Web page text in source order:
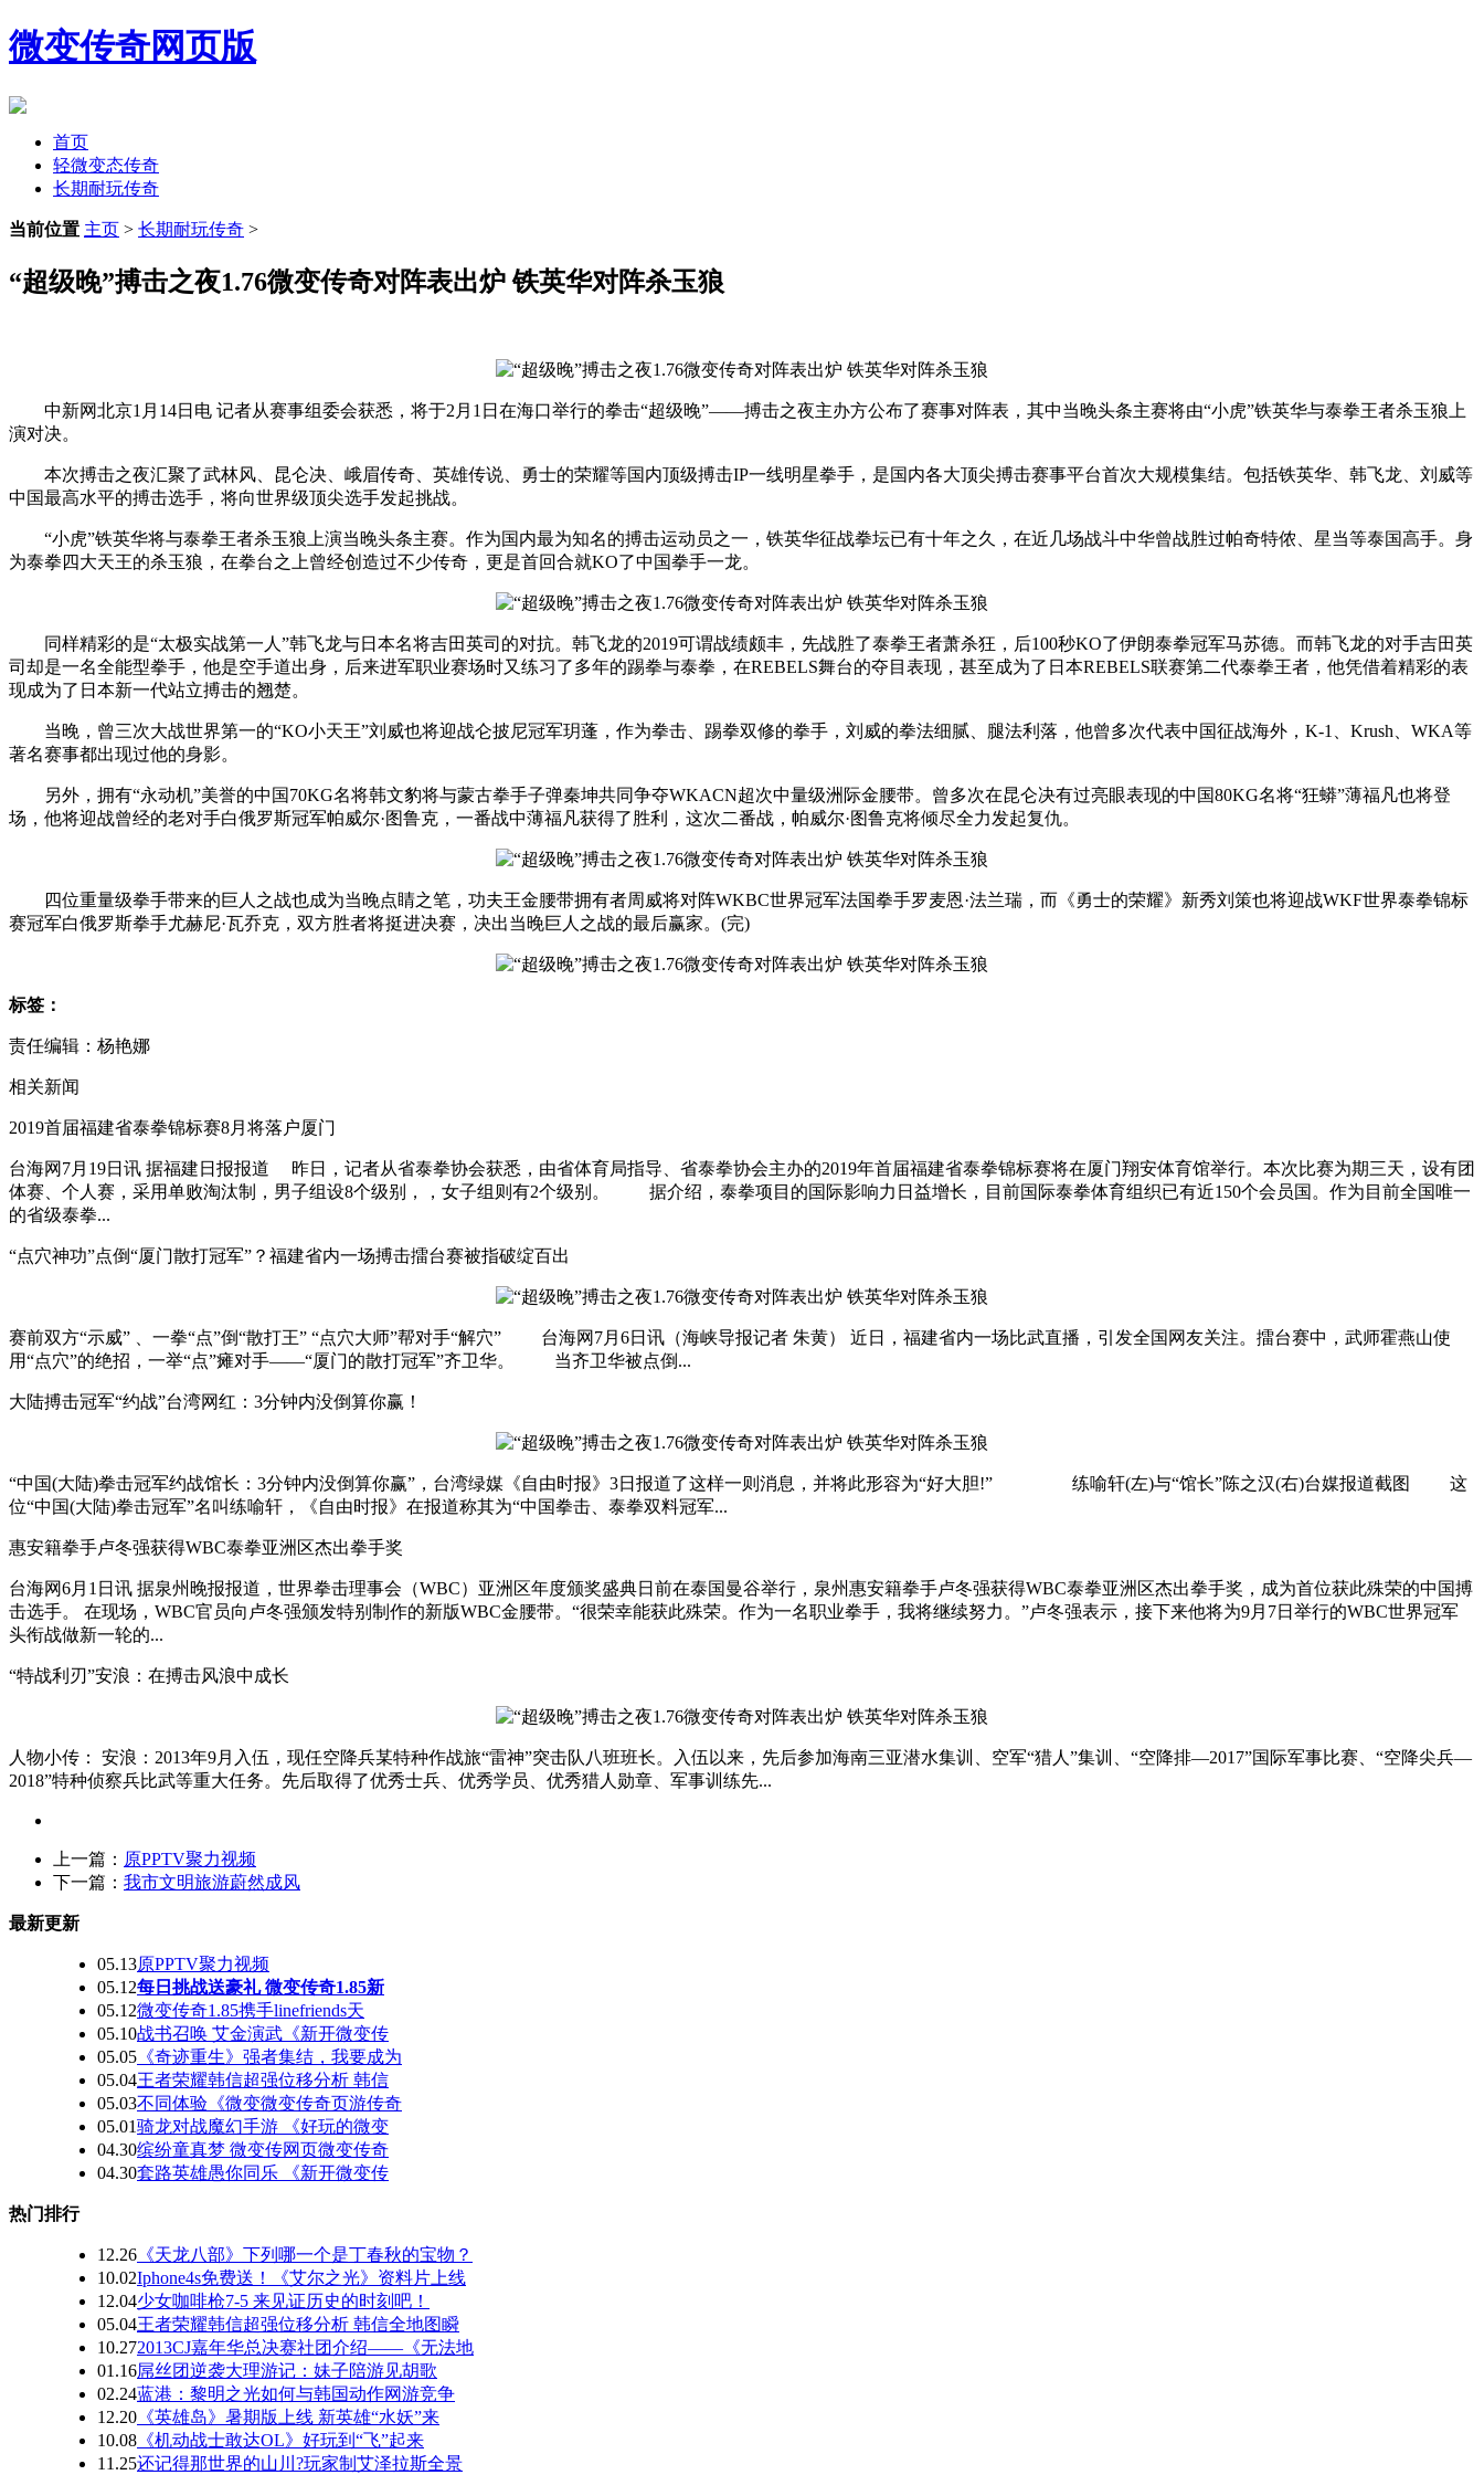
微变传奇网页版
首页
轻微变态传奇
长期耐玩传奇
当前位置 主页 > 长期耐玩传奇 >
“超级晚”搏击之夜1.76微变传奇对阵表出炉 铁英华对阵杀玉狼
中新网北京1月14日电 记者从赛事组委会获悉，将于2月1日在海口举行的拳击“超级晚”——搏击之夜主办方公布了赛事对阵表，其中当晚头条主赛将由“小虎”铁英华与泰拳王者杀玉狼上
演对决。
本次搏击之夜汇聚了武林风、昆仑决、峨眉传奇、英雄传说、勇士的荣耀等国内顶级搏击IP一线明星拳手，是国内各大顶尖搏击赛事平台首次大规模集结。包括铁英华、韩飞龙、刘威等
中国最高水平的搏击选手，将向世界级顶尖选手发起挑战。
“小虎”铁英华将与泰拳王者杀玉狼上演当晚头条主赛。作为国内最为知名的搏击运动员之一，铁英华征战拳坛已有十年之久，在近几场战斗中华曾战胜过帕奇特侬、星当等泰国高手。身
为泰拳四大天王的杀玉狼，在拳台之上曾经创造过不少传奇，更是首回合就KO了中国拳手一龙。
同样精彩的是“太极实战第一人”韩飞龙与日本名将吉田英司的对抗。韩飞龙的2019可谓战绩颇丰，先战胜了泰拳王者萧杀狂，后100秒KO了伊朗泰拳冠军马苏德。而韩飞龙的对手吉田英
司却是一名全能型拳手，他是空手道出身，后来进军职业赛场时又练习了多年的踢拳与泰拳，在REBELS舞台的夺目表现，甚至成为了日本REBELS联赛第二代泰拳王者，他凭借着精彩的表
现成为了日本新一代站立搏击的翘楚。
当晚，曾三次大战世界第一的“KO小天王”刘威也将迎战仑披尼冠军玥蓬，作为拳击、踢拳双修的拳手，刘威的拳法细腻、腿法利落，他曾多次代表中国征战海外，K-1、Krush、WKA等
著名赛事都出现过他的身影。
另外，拥有“永动机”美誉的中国70KG名将韩文豹将与蒙古拳手子弹秦坤共同争夺WKACN超次中量级洲际金腰带。曾多次在昆仑决有过亮眼表现的中国80KG名将“狂蟒”薄福凡也将登
场，他将迎战曾经的老对手白俄罗斯冠军帕威尔·图鲁克，一番战中薄福凡获得了胜利，这次二番战，帕威尔·图鲁克将倾尽全力发起复仇。
四位重量级拳手带来的巨人之战也成为当晚点睛之笔，功夫王金腰带拥有者周威将对阵WKBC世界冠军法国拳手罗麦恩·法兰瑞，而《勇士的荣耀》新秀刘策也将迎战WKF世界泰拳锦标
赛冠军白俄罗斯拳手尤赫尼·瓦乔克，双方胜者将挺进决赛，决出当晚巨人之战的最后赢家。(完)
标签：
责任编辑： 杨艳娜
相关新闻
2019首届福建省泰拳锦标赛8月将落户厦门
台海网7月19日讯 据福建日报报道 昨日，记者从省泰拳协会获悉，由省体育局指导、省泰拳协会主办的2019年首届福建省泰拳锦标赛将在厦门翔安体育馆举行。本次比赛为期三天，设有团
体赛、个人赛，采用单败淘汰制，男子组设8个级别，，女子组则有2个级别。 据介绍，泰拳项目的国际影响力日益增长，目前国际泰拳体育组织已有近150个会员国。作为目前全国唯一
的省级泰拳...
“点穴神功”点倒“厦门散打冠军”？福建省内一场搏击擂台赛被指破绽百出
赛前双方“示威” 、一拳“点”倒“散打王” “点穴大师”帮对手“解穴” 台海网7月6日讯（海峡导报记者 朱黄） 近日，福建省内一场比武直播，引发全国网友关注。擂台赛中，武师霍燕山使
用“点穴”的绝招，一举“点”瘫对手——“厦门的散打冠军”齐卫华。 当齐卫华被点倒...
大陆搏击冠军“约战”台湾网红：3分钟内没倒算你赢！
“中国(大陆)拳击冠军约战馆长：3分钟内没倒算你赢”，台湾绿媒《自由时报》3日报道了这样一则消息，并将此形容为“好大胆!” 练喻轩(左)与“馆长”陈之汉(右)台媒报道截图 这
位“中国(大陆)拳击冠军”名叫练喻轩，《自由时报》在报道称其为“中国拳击、泰拳双料冠军...
惠安籍拳手卢冬强获得WBC泰拳亚洲区杰出拳手奖
台海网6月1日讯 据泉州晚报报道，世界拳击理事会（WBC）亚洲区年度颁奖盛典日前在泰国曼谷举行，泉州惠安籍拳手卢冬强获得WBC泰拳亚洲区杰出拳手奖，成为首位获此殊荣的中国搏
击选手。 在现场，WBC官员向卢冬强颁发特别制作的新版WBC金腰带。“很荣幸能获此殊荣。作为一名职业拳手，我将继续努力。”卢冬强表示，接下来他将为9月7日举行的WBC世界冠军
头衔战做新一轮的...
“特战利刃”安浪：在搏击风浪中成长
人物小传： 安浪：2013年9月入伍，现任空降兵某特种作战旅“雷神”突击队八班班长。入伍以来，先后参加海南三亚潜水集训、空军“猎人”集训、“空降排—2017”国际军事比赛、“空降尖兵—
2018”特种侦察兵比武等重大任务。先后取得了优秀士兵、优秀学员、优秀猎人勋章、军事训练先...
上一篇： 原PPTV聚力视频
下一篇： 我市文明旅游蔚然成风
最新更新
05.13原PPTV聚力视频
05.12每日挑战送豪礼 微变传奇1.85新
05.12微变传奇1.85携手linefriends天
05.10战书召唤 艾金演武《新开微变传
05.05 《奇迹重生》强者集结，我要成为
05.04王者荣耀韩信超强位移分析 韩信
05.03不同体验《微变微变传奇页游传奇
05.01骑龙对战魔幻手游 《好玩的微变
04.30缤纷童真梦 微变传网页微变传奇
04.30套路英雄愚你同乐 《新开微变传
热门排行
12.26 《天龙八部》下列哪一个是丁春秋的宝物？
10.02Iphone4s免费送！《艾尔之光》资料片上线
12.04少女咖啡枪7-5 来见证历史的时刻吧！
05.04王者荣耀韩信超强位移分析 韩信全地图瞬
10.272013CJ嘉年华总决赛社团介绍——《无法地
01.16屌丝团逆袭大理游记：妹子陪游见胡歌
02.24蓝港：黎明之光如何与韩国动作网游竞争
12.20 《英雄岛》暑期版上线 新英雄“水妖”来
10.08 《机动战士敢达OL》好玩到“飞”起来
11.25还记得那世界的山川?玩家制艾泽拉斯全景